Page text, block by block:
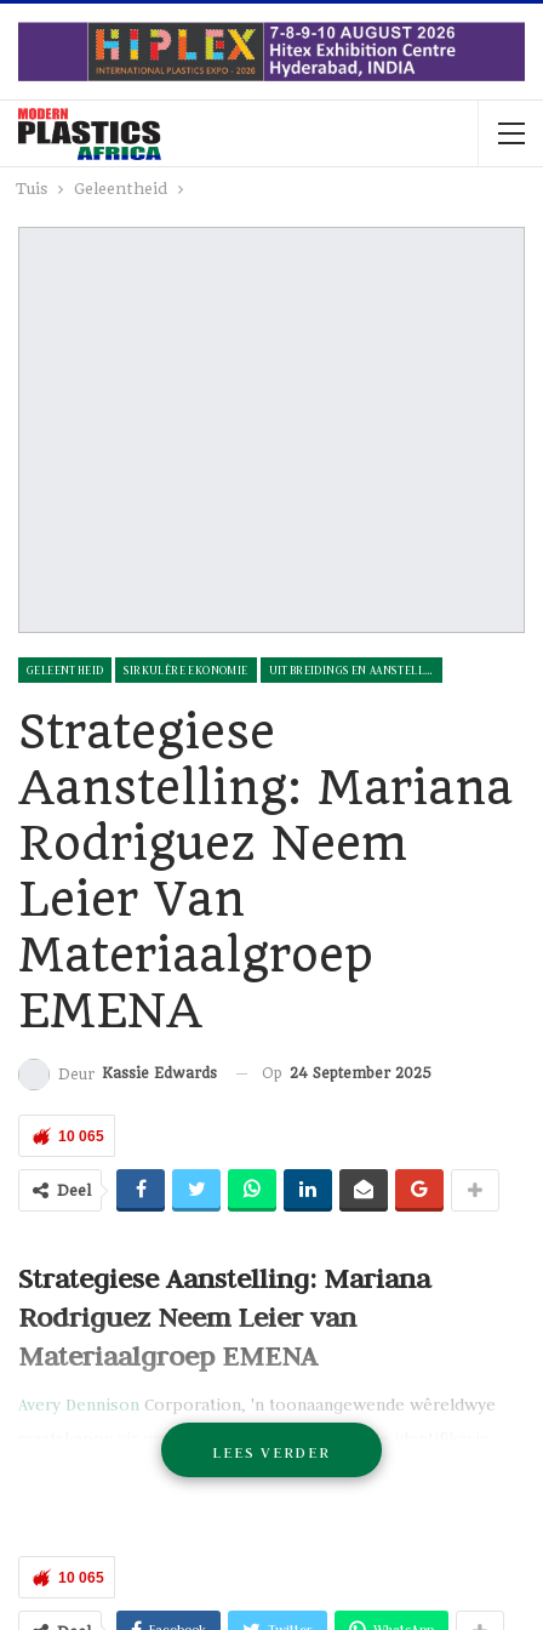
Tuis Geleentheid
GELEENTHEID SIRKULÊRE EKONOMIE UITBREIDINGS EN AANSTELLINGS
Strategiese
Aanstelling: Mariana
Rodriguez Neem
Leier Van
Materiaalgroep
EMENA
Deur Kassie Edwards Op 24 September 2025
10 065
Deel
Strategiese Aanstelling: Mariana
Rodriguez Neem Leier van
Materiaalgroep EMENA
Avery Dennison Corporation, 'n toonaangewende wêreldwye
maatskappy vir materiaalwetenskap en digitale identifikasie-
oplossings, het die bevordering vanMariana Rodriguez
In hierdie rol is Rodriguez verantwoordelik vir die
LEES VERDER
10 065